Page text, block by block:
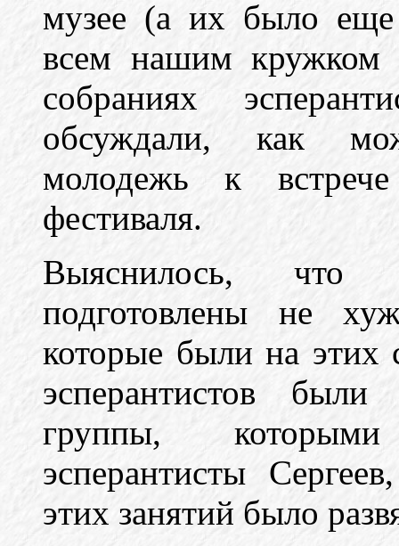
музее (а их было
всем нашим кружком
собраниях
обсуждали, как
молодежь к
фестиваля.
Выяснилось, что
подготовлены не
которые были на
эсперантистов были
группы,
эсперантисты
этих занятий было